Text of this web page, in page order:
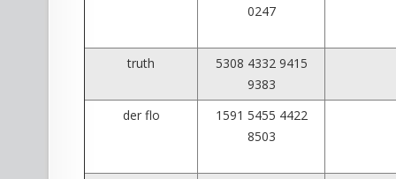
0247
truth
5308 4332 9415
9383
der flo
1591 5455 4422
8503